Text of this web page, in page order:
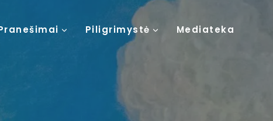
Piligrimystė Mediateka